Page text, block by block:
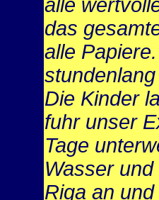
alle
das
alle
Die Kinder
fuhr unser
Tage
Wasser
Riga an